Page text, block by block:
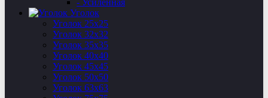
- Усиленная
Уголок
Уголок 25х25
Уголок 32х32
Уголок 35х35
Уголок 40х40
Уголок 45х45
Уголок 50х50
Уголок 63х63